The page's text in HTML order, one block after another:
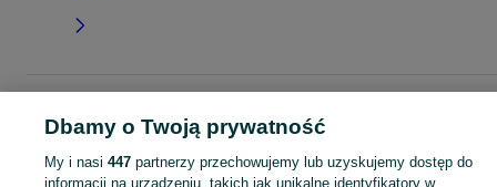
- Śląskie
Zestawy narzędzi - Chorzów
KATEGORIA
Dbamy o Twoją prywatność
My i nasi 447partnerzy przechowujemy lub uzyskujemy dostęp do
informacji na urządzeniu, takich jak unikalne identyfikatory w